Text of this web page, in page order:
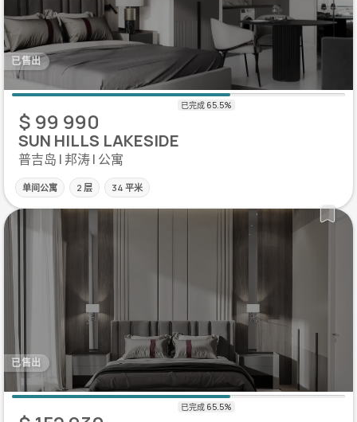
已售出
$ 99 990
SUN HILLS LAKESIDE
普吉岛 | 邦涛 | 公寓
单间公寓 2 层 34 平米
已售出